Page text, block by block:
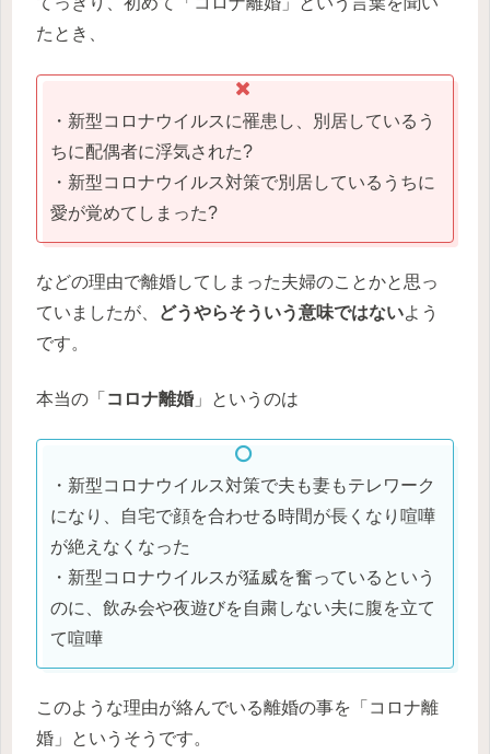
たとき、
・新型コロナウイルスに罹患し、別居しているう
ちに配偶者に浮気された?
・新型コロナウイルス対策で別居しているうちに
愛が覚めてしまった?
などの理由で離婚してしまった夫婦のことかと思っ
ていましたが、
どうやらそういう意味ではないよう
です。
本当の「 コロナ離婚 」というのは
・新型コロナウイルス対策で夫も妻もテレワーク
になり、自宅で顔を合わせる時間が長くなり喧嘩
が絶えなくなった
・新型コロナウイルスが猛威を奮っているという
のに、飲み会や夜遊びを自粛しない夫に腹を立て
て喧嘩
このような理由が絡んでいる離婚の事を「コロナ離
婚」というそうです。